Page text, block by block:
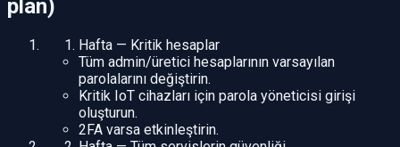
plan)
Hafta — Kritik hesaplar
Tüm admin/üretici hesaplarının varsayılan
parolalarını değiştirin.
Kritik IoT cihazları için parola yöneticisi girişi
oluşturun.
2FA varsa etkinleştirin.